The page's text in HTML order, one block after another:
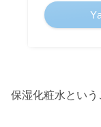
保湿化粧水という